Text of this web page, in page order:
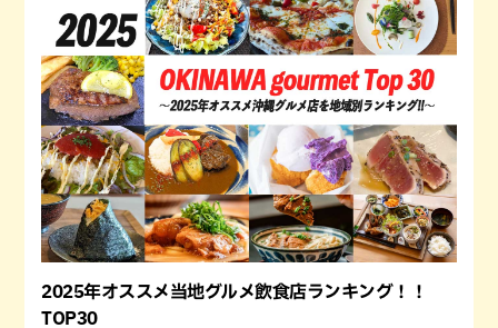
2025年オススメ当地グルメ飲食店ランキング！！
TOP30